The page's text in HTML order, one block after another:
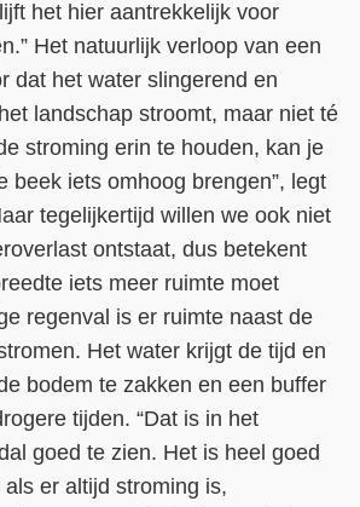
het hier aantrekkelijk voor
Het natuurlijk verloop van een
dat het water slingerend en
landschap stroomt, maar niet té
stroming erin te houden, kan je
beek iets omhoog brengen”, legt
tegelijkertijd willen we ook niet
ontstaat, dus betekent
iets meer ruimte moet
regenval is er ruimte naast de
Het water krijgt de tijd en
bodem te zakken en een buffer
tijden. “Dat is in het
goed te zien. Het is heel goed
er altijd stroming is,